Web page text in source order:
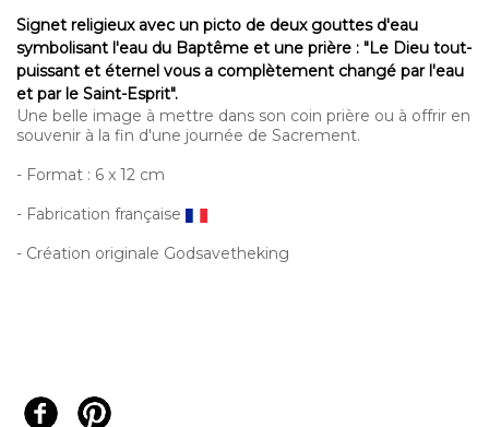
Signet religieux avec un picto de deux gouttes d'eau
symbolisant l'eau du Baptême et une prière : "Le Dieu tout-
puissant et éternel vous a complètement changé par l'eau
et par le Saint-Esprit".
Une belle image à mettre dans son coin prière ou à offrir en
souvenir à la fin d'une journée de Sacrement.
- Format : 6 x 12 cm
- Fabrication française
- Création originale Godsavetheking